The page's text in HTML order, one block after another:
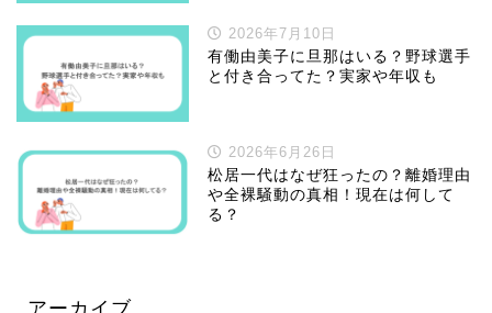
2026年7月10日
有働由美子に旦那はいる？野球選手
と付き合ってた？実家や年収も
2026年6月26日
松居一代はなぜ狂ったの？離婚理由
や全裸騒動の真相！現在は何して
る？